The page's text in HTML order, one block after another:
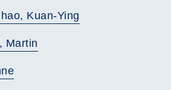
Kuan-Ying
Martin